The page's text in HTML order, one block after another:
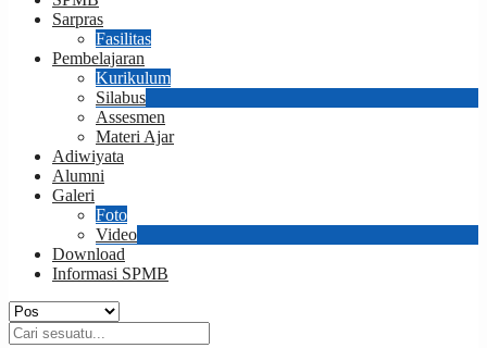
Sarpras
Fasilitas
Pembelajaran
Kurikulum
Silabus
Assesmen
Materi Ajar
Adiwiyata
Alumni
Galeri
Foto
Video
Download
Informasi SPMB